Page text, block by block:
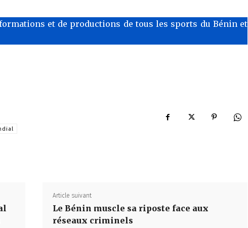
et de productions de tous les sports du Bénin et
Article suivant
Le Bénin muscle sa riposte face aux
réseaux criminels